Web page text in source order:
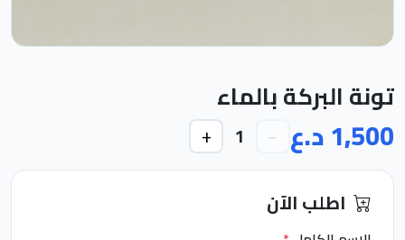
تونة البركة بالماء
1,500 د.ع −
1
+
اطلب الآن